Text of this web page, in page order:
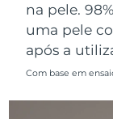
na pele.
uma pele
após a
Com base em